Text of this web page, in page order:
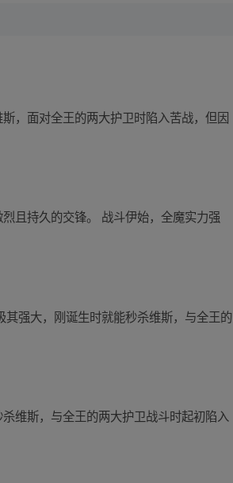
，面对全王的两大护卫时陷入苦战，但因
且持久的交锋。 战斗伊始，全魔实力强
强大，刚诞生时就能秒杀维斯，与全王的
维斯，与全王的两大护卫战斗时起初陷入